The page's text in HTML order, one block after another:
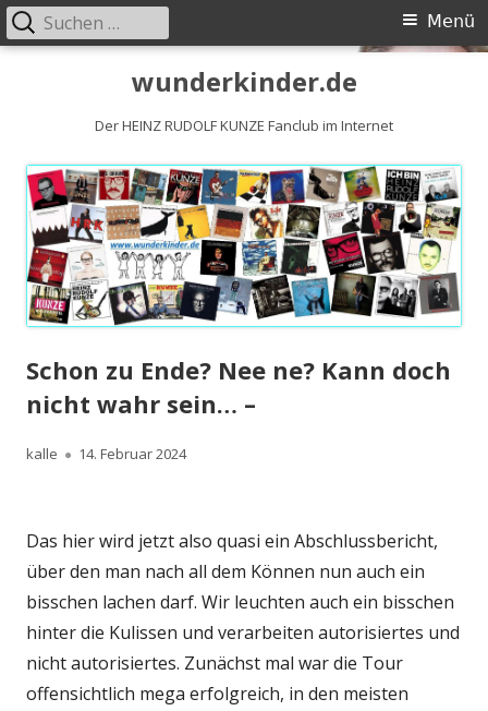
wunderkinder.de
Der HEINZ RUDOLF KUNZE Fanclub im Internet
Primäres
Menü
Suchen
nach:
Schon zu Ende? Nee ne? Kann doch
nicht wahr sein… –
Autor
kalle
Veröffentlicht
14. Februar 2024
Das hier wird jetzt also quasi ein Abschlussbericht,
über den man nach all dem Können nun auch ein
bisschen lachen darf. Wir leuchten auch ein bisschen
hinter die Kulissen und verarbeiten autorisiertes und
nicht autorisiertes. Zunächst mal war die Tour
offensichtlich mega erfolgreich, in den meisten